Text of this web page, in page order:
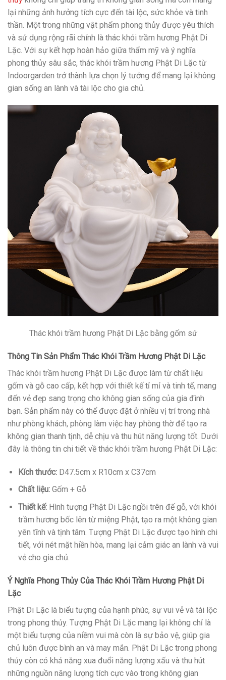
lại những ảnh hưởng tích cực đến tài lộc, sức khỏe và tinh
thần. Một trong những vật phẩm phong thủy được yêu thích
và sử dụng rộng rãi chính là thác khói trầm hương Phật Di
Lặc. Với sự kết hợp hoàn hảo giữa thẩm mỹ và ý nghĩa
phong thủy sâu sắc, thác khói trầm hương Phật Di Lặc từ
Indoorgarden trở thành lựa chọn lý tưởng để mang lại không
gian sống an lành và tài lộc cho gia chủ.
Thác khói trầm hương Phật Di Lặc bằng gốm sứ
Thông Tin Sản Phẩm Thác Khói Trầm Hương Phật Di Lặc
Thác khói trầm hương Phật Di Lặc được làm từ chất liệu
gốm và gỗ cao cấp, kết hợp với thiết kế tỉ mỉ và tinh tế, mang
đến vẻ đẹp sang trọng cho không gian sống của gia đình
bạn. Sản phẩm này có thể được đặt ở nhiều vị trí trong nhà
như phòng khách, phòng làm việc hay phòng thờ để tạo ra
không gian thanh tịnh, dễ chịu và thu hút năng lượng tốt. Dưới
đây là thông tin chi tiết về thác khói trầm hương Phật Di Lặc:
Kích thước:D47.5cm x R10cm x C37cm
Chất liệu:Gốm + Gỗ
Thiết kế:Hình tượng Phật Di Lặc ngồi trên đế gỗ, với khói
trầm hương bốc lên từ miệng Phật, tạo ra một không gian
yên tĩnh và tịnh tâm. Tượng Phật Di Lặc được tạo hình chi
tiết, với nét mặt hiền hòa, mang lại cảm giác an lành và vui
vẻ cho gia chủ.
Ý Nghĩa Phong Thủy Của Thác Khói Trầm Hương Phật Di
Lặc
Phật Di Lặc là biểu tượng của hạnh phúc, sự vui vẻ và tài lộc
trong phong thủy. Tượng Phật Di Lặc mang lại không chỉ là
một biểu tượng của niềm vui mà còn là sự bảo vệ, giúp gia
chủ luôn được bình an và may mắn. Phật Di Lặc trong phong
thủy còn có khả năng xua đuổi năng lượng xấu và thu hút
những nguồn năng lượng tích cực vào trong không gian